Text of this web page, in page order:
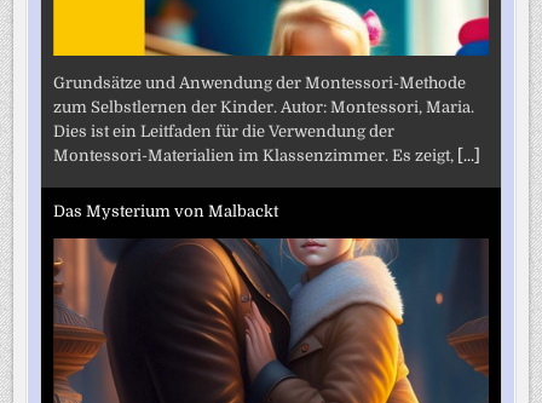
Grundsätze und Anwendung der Montessori-Methode
zum Selbstlernen der Kinder. Autor: Montessori, Maria.
Dies ist ein Leitfaden für die Verwendung der
Montessori-Materialien im Klassenzimmer. Es zeigt, [...]
Das Mysterium von Malbackt